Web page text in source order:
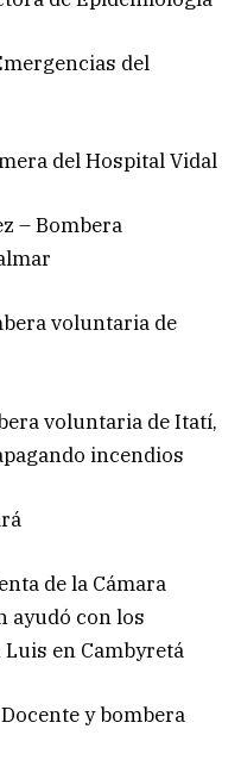
del
del Hospital Vidal
– Bombera
voluntaria de
voluntaria de Itatí,
incendios
de la Cámara
ayudó con los
en Cambyretá
y bombera